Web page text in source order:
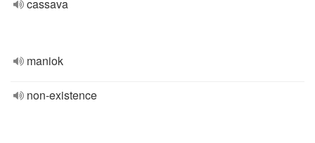
cassava
maniok
non-existence